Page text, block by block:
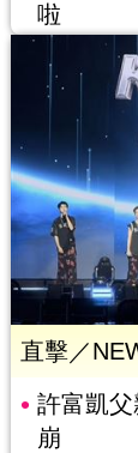
啦
直擊／
許富凱
崩